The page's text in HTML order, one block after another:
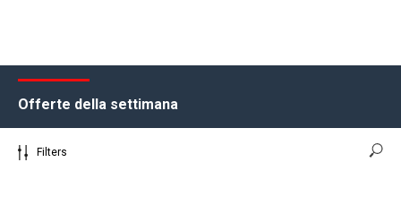
Offerte della settimana
Filters